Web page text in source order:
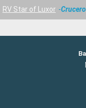
RV Star of Luxor